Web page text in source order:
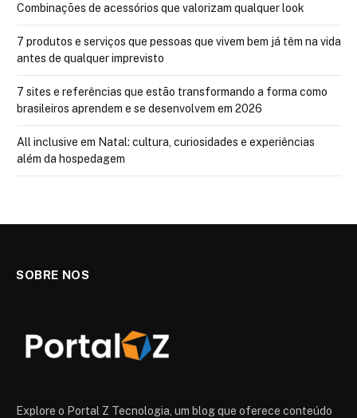
Combinações de acessórios que valorizam qualquer look
7 produtos e serviços que pessoas que vivem bem já têm na vida
antes de qualquer imprevisto
7 sites e referências que estão transformando a forma como
brasileiros aprendem e se desenvolvem em 2026
All inclusive em Natal: cultura, curiosidades e experiências
além da hospedagem
SOBRE NOS
Explore o Portal Z Tecnologia, um blog que oferece conteúdo